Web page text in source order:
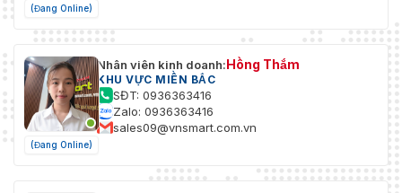
(Đang Online)
(Đang Online)
Nhân viên kinh doanh:Hồng Thắm
KHU VỰC MIỀN BẮC
SĐT: 0936363416
Zalo: 0936363416
sales09@vnsmart.com.vn